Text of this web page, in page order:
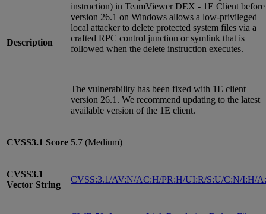
Description
instruction) in TeamViewer DEX - 1E Client before
version 26.1 on Windows allows a low‑privileged
local attacker to delete protected system files via a
crafted RPC control junction or symlink that is
followed when the delete instruction executes.
The vulnerability has been fixed with 1E client
version 26.1. We recommend updating to the latest
available version of the 1E client.
CVSS3.1 Score 5.7 (Medium)
CVSS3.1
Vector String
CVSS:3.1/AV:N/AC:H/PR:H/UI:R/S:U/C:N/I:H/